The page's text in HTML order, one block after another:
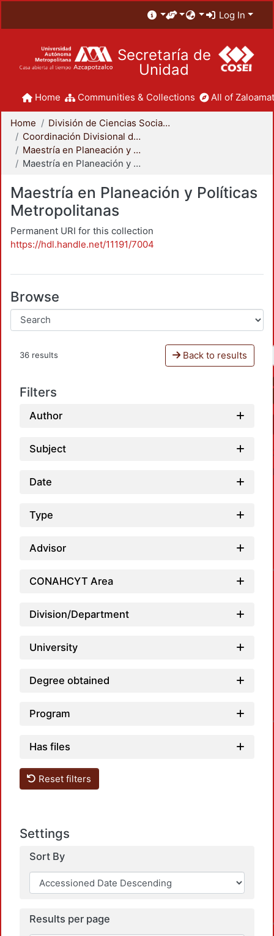
Log In
Secretaría de
Unidad
Home Communities & Collections All of
Home
División de Ciencias Sociales y Humanidades
Coordinación Divisional de Posgrado
Maestría en Planeación y Políticas Metropolitanas
Maestría en Planeación y Políticas Metropolitanas
Maestría en Planeación y Políticas
Metropolitanas
Permanent URI for this collection
https://hdl.handle.net/11191/7004
Browse
36 results Back to results
Filters
Author
Subject
Date
Type
Advisor
CONAHCYT Area
Division/Department
University
Degree obtained
Program
Has files
Reset filters
Settings
Sort By
Results per page